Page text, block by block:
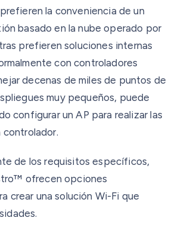
la conveniencia de un
basado en la nube operado por
prefieren soluciones internas
con controladores
decenas de miles de puntos de
muy pequeños, puede
configurar un AP para realizar las
controlador.
de los requisitos específicos,
ofrecen opciones
crear una solución Wi-Fi que